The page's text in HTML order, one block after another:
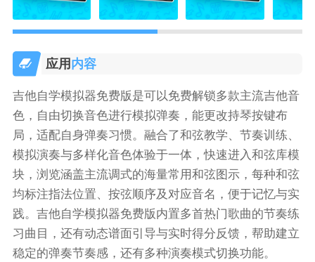
应用 内容
吉他自学模拟器免费版是可以免费解锁多款主流吉他音
色，自由切换音色进行模拟弹奏，能更改持琴按键布
局，适配自身弹奏习惯。融合了和弦教学、节奏训练、
模拟演奏与多样化音色体验于一体，快速进入和弦库模
块，浏览涵盖主流调式的海量常用和弦图示，每种和弦
均标注指法位置、按弦顺序及对应音名，便于记忆与实
践。吉他自学模拟器免费版内置多首热门歌曲的节奏练
习曲目，还有动态谱面引导与实时得分反馈，帮助建立
稳定的弹奏节奏感，还有多种演奏模式切换功能。